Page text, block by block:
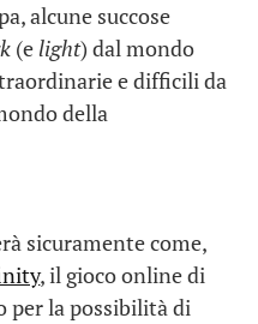
alcune succose
(elight) dal mondo
e difficili da
della
sicuramente come,
, il gioco online di
per la possibilità di